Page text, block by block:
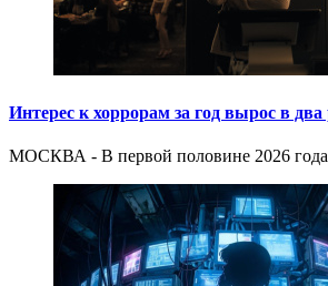
Интерес к хоррорам за год вырос в два
МОСКВА - В первой половине 2026 года